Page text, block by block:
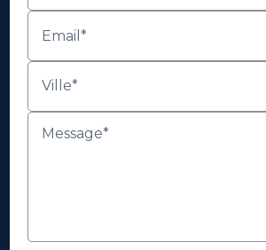
Email*
Ville*
Message*